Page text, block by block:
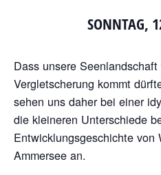
SONNTAG,
Dass unsere
Vergletscherung kommt
sehen uns daher bei einer
die kleineren Unterschiede
Entwicklungsgeschichte von
Ammersee an.